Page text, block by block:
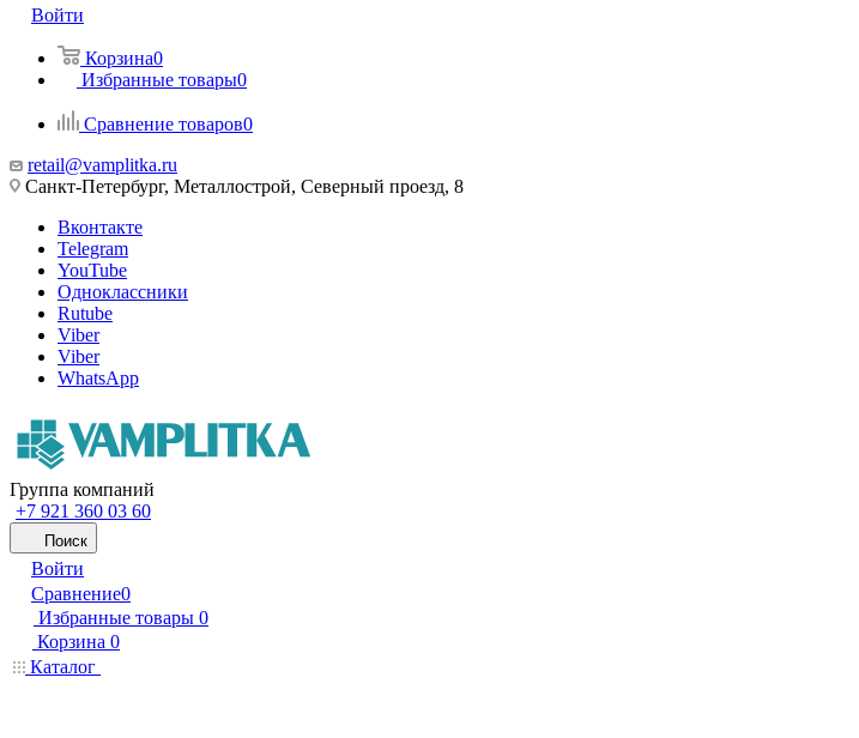
Войти
Корзина0
Избранные товары0
Сравнение товаров0
retail@vamplitka.ru
Санкт-Петербург, Металлострой, Северный проезд, 8
Вконтакте
Telegram
YouTube
Одноклассники
Rutube
Viber
Viber
WhatsApp
Группа компаний
+7 921 360 03 60
Поиск
Войти
Сравнение0
Избранные товары 0
Корзина 0
Каталог